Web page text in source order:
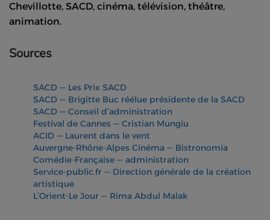
Chevillotte, SACD, cinéma, télévision, théâtre,
animation.
Sources
SACD — Les Prix SACD
SACD — Brigitte Buc réélue présidente de la SACD
SACD — Conseil d’administration
Festival de Cannes — Cristian Mungiu
ACID — Laurent dans le vent
Auvergne-Rhône-Alpes Cinéma — Bistronomia
Comédie-Française — administration
Service-public.fr — Direction générale de la création
artistique
L’Orient-Le Jour — Rima Abdul Malak